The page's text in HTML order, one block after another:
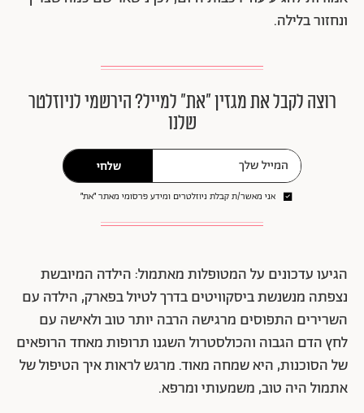
ונחזור בלילה.
רוצה לקבל את מגזין ״את״ למייל? הירשמי לניוזלטר
שלנו
שלחי
אני מאשר/ת קבלת ניוזלטרים ומידע פרסומי מאתר ״את״
הגיעו עדכונים על המטופלות מאתמול: הילדה המיובשת
נצפתה מנשנשת ביסקוויטים בדרך לטיול בפארק, הילדה עם
השרירים התפוסים מרגישה הרבה יותר טוב ולאישה עם
לחץ הדם הגבוה והכולסטרול השגנו תרופות מאחד הרופאים
של הסוכנות, היא שמחה מאוד. מרגש לראות איך הטיפול של
אתמול היה טוב, משמעותי ומרפא.